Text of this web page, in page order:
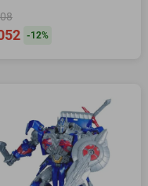
Series Revenge of
Fallen
-12%